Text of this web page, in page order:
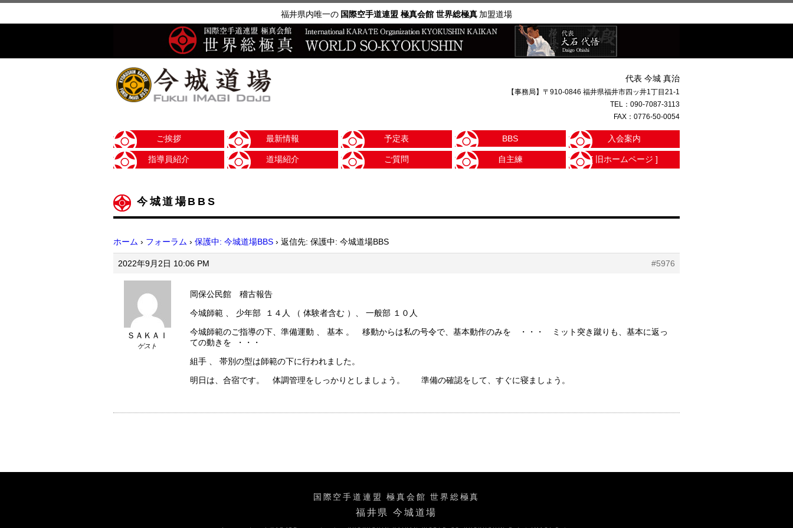
福井県内唯一の 国際空手道連盟 極真会館 世界総極真 加盟道場
代表 今城 真治
【事務局】〒910-0846 福井県福井市四ッ井1丁目21-1
TEL： 090-7087-3113
FAX：0776-50-0054
ご挨拶 最新情報 予定表 BBS 入会案内
指導員紹介 道場紹介 ご質問 自主練 [ 旧ホームページ ]
今城道場BBS
ホーム › フォーラム › 保護中: 今城道場BBS › 返信先: 保護中: 今城道場BBS
2022年9月2日 10:06 PM #5976
ＳＡＫＡＩ
ゲスト
岡保公民館 稽古報告
今城師範 、 少年部 １４人 （ 体験者含む ）、 一般部 １０人
今城師範のご指導の下、準備運動 、 基本 。 移動からは私の号令で、基本動作のみを ・・・ ミット突き蹴りも、基本に返っ
ての動きを ・・・
組手 、 帯別の型は師範の下に行われました。
明日は、合宿です。 体調管理をしっかりとしましょう。 準備の確認をして、すぐに寝ましょう。
国際空手道連盟 極真会館 世界総極真
福井県 今城道場